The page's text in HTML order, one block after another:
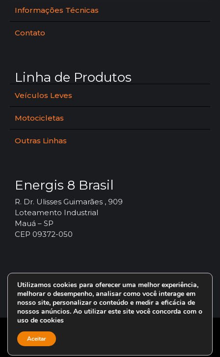
Informações Técnicas
Contato
Linha de Produtos
Veículos Leves
Motocicletas
Outras Linhas
Energis 8 Brasil
R. Dr. Ulisses Guimarães , 909
Loteamento Industrial
Mauá – SP
CEP 09372-050
© 2024 – Vorax Lubrificantes – Todos os direitos reservados.
Uma marca do Grupo
Utilizamos cookies para oferecer uma melhor experiência,
melhorar o desempenho, analisar como você interage em
nosso site, personalizar o conteúdo e medir a eficácia de
nossos anúncios. Ao utilizar este site você concorda com o
uso de cookies
Aceitar